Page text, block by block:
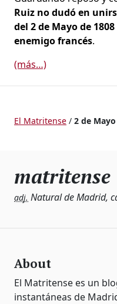
Ruiz no dudó en
del 2 de Mayo de
enemigo francés.
(más…)
El Matritense / 2 de Mayo
matritense
adj. Natural de Madrid,
About
El Matritense es un
instantáneas de